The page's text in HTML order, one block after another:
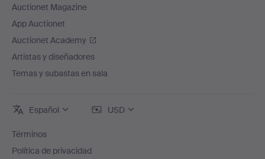
Auctionet Magazine
App Auctionet
Auctionet Academy
Artistas y diseñadores
Temas y subastas en sala
Español USD
Términos
Política de privacidad